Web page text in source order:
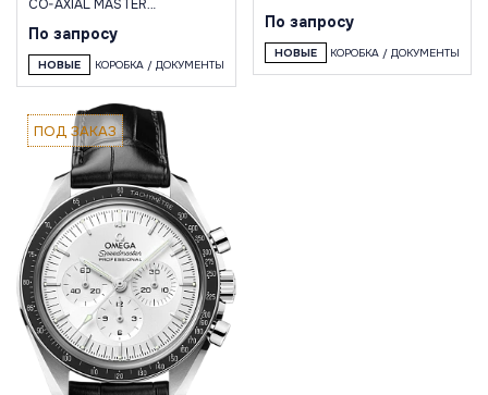
CO-AXIAL MASTER
CHRONOGRAPH
По запросу
НОВЫЕ КОРОБКА / ДОКУМЕНТЫ
По запросу
НОВЫЕ КОРОБКА / ДОКУМЕНТЫ
ПОД ЗАКАЗ